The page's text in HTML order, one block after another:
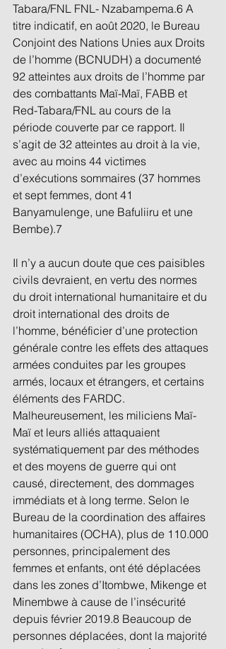
Tabara/FNL FNL- Nzabampema.6 A
titre indicatif, en août 2020, le Bureau
Conjoint des Nations Unies aux Droits
de l’homme (BCNUDH) a documenté
92 atteintes aux droits de l’homme par
des combattants Maï-Maï, FABB et
Red-Tabara/FNL au cours de la
période couverte par ce rapport. Il
s’agit de 32 atteintes au droit à la vie,
avec au moins 44 victimes
d’exécutions sommaires (37 hommes
et sept femmes, dont 41
Banyamulenge, une Bafuliiru et une
Bembe).7
Il n’y a aucun doute que ces paisibles
civils devraient, en vertu des normes
du droit international humanitaire et du
droit international des droits de
l’homme, bénéficier d’une protection
générale contre les effets des attaques
armées conduites par les groupes
armés, locaux et étrangers, et certains
éléments des FARDC.
Malheureusement, les miliciens Maï-
Maï et leurs alliés attaquaient
systématiquement par des méthodes
et des moyens de guerre qui ont
causé, directement, des dommages
immédiats et à long terme. Selon le
Bureau de la coordination des affaires
humanitaires (OCHA), plus de 110.000
personnes, principalement des
femmes et enfants, ont été déplacées
dans les zones d’Itombwe, Mikenge et
Minembwe à cause de l’insécurité
depuis février 2019.8 Beaucoup de
personnes déplacées, dont la majorité